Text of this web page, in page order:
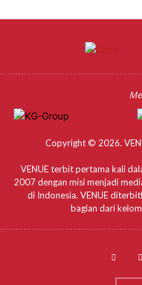
Copyright © 2026.
VENUE terbit pertama kali
2007 dengan misi menjadi
di Indonesia. VENUE
bagian dari